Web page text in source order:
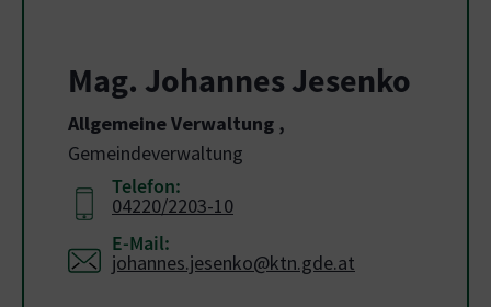
Mag. Johannes Jesenko
Allgemeine Verwaltung ,
Gemeindeverwaltung
Telefon:
04220/2203-10
E-Mail:
johannes.jesenko@ktn.gde.at